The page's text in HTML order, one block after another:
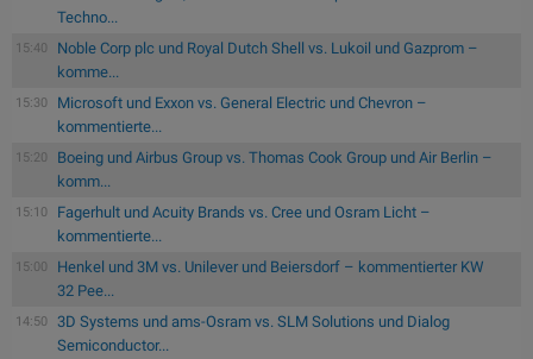
Techno...
15:40
Noble Corp plc und Royal Dutch Shell vs. Lukoil und Gazprom –
komme...
15:30
Microsoft und Exxon vs. General Electric und Chevron –
kommentierte...
15:20
Boeing und Airbus Group vs. Thomas Cook Group und Air Berlin –
komm...
15:10
Fagerhult und Acuity Brands vs. Cree und Osram Licht –
kommentierte...
15:00
Henkel und 3M vs. Unilever und Beiersdorf – kommentierter KW
32 Pee...
14:50
3D Systems und ams-Osram vs. SLM Solutions und Dialog
Semiconductor...